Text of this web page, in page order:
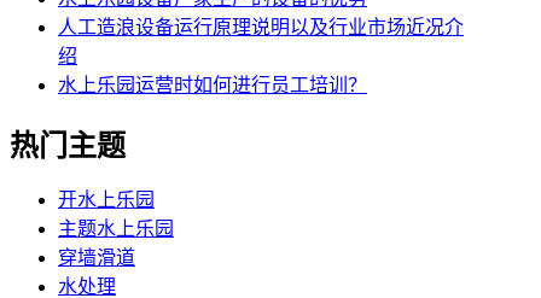
人工造浪设备运行原理说明以及行业市场近况介
绍
水上乐园运营时如何进行员工培训？
热门主题
开水上乐园
主题水上乐园
穿墙滑道
水处理